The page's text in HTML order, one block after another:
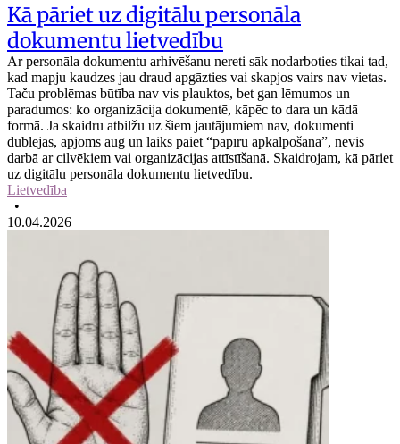
Kā pāriet uz digitālu personāla
dokumentu lietvedību
Ar personāla dokumentu arhivēšanu nereti sāk nodarboties tikai tad,
kad mapju kaudzes jau draud apgāzties vai skapjos vairs nav vietas.
Taču problēmas būtība nav vis plauktos, bet gan lēmumos un
paradumos: ko organizācija dokumentē, kāpēc to dara un kādā
formā. Ja skaidru atbilžu uz šiem jautājumiem nav, dokumenti
dublējas, apjoms aug un laiks paiet “papīru apkalpošanā”, nevis
darbā ar cilvēkiem vai organizācijas attīstīšanā. Skaidrojam, kā pāriet
uz digitālu personāla dokumentu lietvedību.
Lietvedība
•
10.04.2026